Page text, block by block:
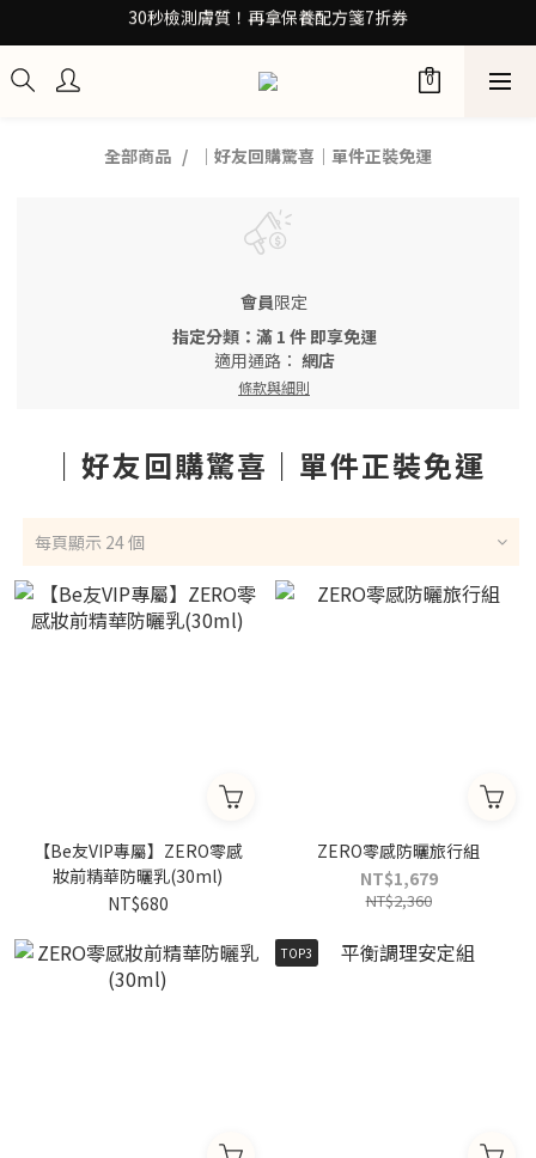
30秒檢測膚質！再拿保養配方箋7折券
加入Be友！獲取0元試用包
訂閱100+計畫 當筆即享8折優惠
全部商品 ｜好友回購驚喜｜單件正裝免運
會員限定
指定分類：滿 1 件 即享免運
適用通路： 網店
條款與細則
｜好友回購驚喜｜單件正裝免運
每頁顯示 24 個
【Be友VIP專屬】ZERO零感
妝前精華防曬乳(30ml)
NT$680
ZERO零感防曬旅行組
NT$1,679
NT$2,360
TOP3